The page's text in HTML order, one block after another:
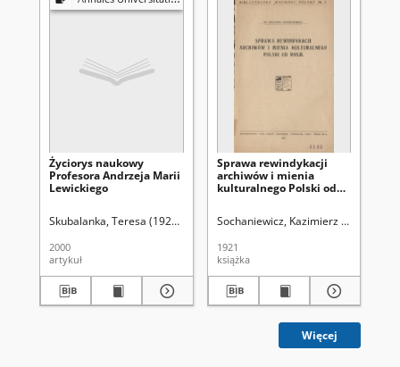
Życiorys naukowy
Profesora Andrzeja Marii
Lewickiego
Skubalanka, Teresa (1928-2016) Aleksandrowicz-Ulrich, Alina (1931-
2000
artykuł
Sprawa rewindykacji
archiwów i mienia
kulturalnego Polski od
Sochaniewicz, Kazimierz (1892-
1921
książka
Więcej